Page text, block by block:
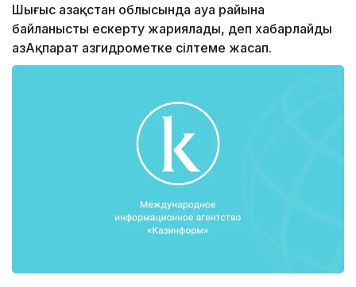
Шығыс Қазақстан облысында ауа райына
байланысты ескерту жариялады, деп хабарлайды
ҚазАқпарат Қазгидрометке сілтеме жасап.